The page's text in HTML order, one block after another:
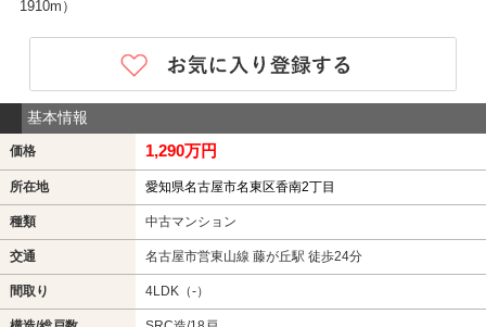
1910m）
基本情報
価格 1,290万円
所在地 愛知県名古屋市名東区香南2丁目
種類 中古マンション
交通 名古屋市営東山線 藤が丘駅 徒歩24分
間取り 4LDK（-）